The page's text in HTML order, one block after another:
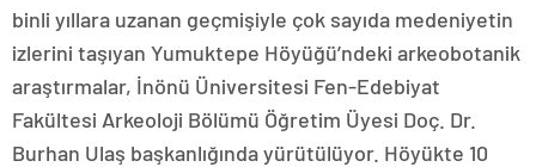
binli yıllara uzanan geçmişiyle çok sayıda medeniyetin
izlerini taşıyan Yumuktepe Höyüğü’ndeki arkeobotanik
araştırmalar, İnönü Üniversitesi Fen-Edebiyat
Fakültesi Arkeoloji Bölümü Öğretim Üyesi Doç. Dr.
Burhan Ulaş başkanlığında yürütülüyor. Höyükte 10